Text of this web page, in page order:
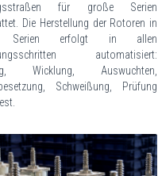
für große Serien
Die Herstellung der Rotoren in
Serien erfolgt in allen
automatisiert:
Wicklung, Auswuchten,
Schweißung, Prüfung